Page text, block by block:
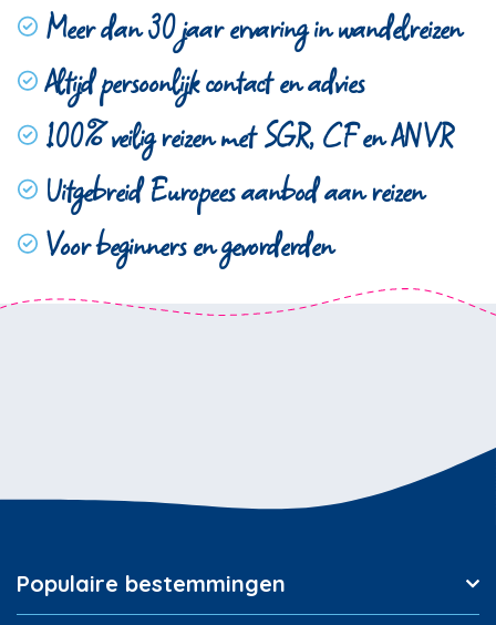
Meer dan 30 jaar ervaring in wandelreizen
Altijd persoonlijk contact en advies
100% veilig reizen met SGR, CF en ANVR
Uitgebreid Europees aanbod aan reizen
Voor beginners en gevorderden
Populaire bestemmingen